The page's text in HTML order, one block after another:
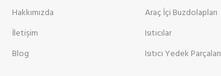
Hakkımızda
İletişim
Blog
Araç İçi Buzdolapları
Isıtıcılar
Isıtıcı Yedek Parçaları